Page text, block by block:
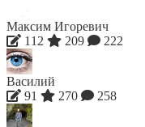
Максим Игоревич
112
209 222
Василий
91
270 258